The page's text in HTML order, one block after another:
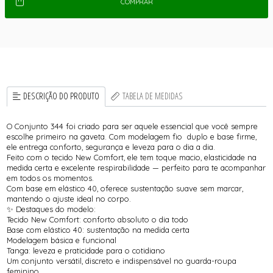
COMPRAR
DESCRIÇÃO DO PRODUTO TABELA DE MEDIDAS
O Conjunto 344 foi criado para ser aquele essencial que você sempre
escolhe primeiro na gaveta. Com modelagem fio duplo e base firme,
ele entrega conforto, segurança e leveza para o dia a dia.
Feito com o tecido New Comfort, ele tem toque macio, elasticidade na
medida certa e excelente respirabilidade — perfeito para te acompanhar
em todos os momentos.
Com base em elástico 40, oferece sustentação suave sem marcar,
mantendo o ajuste ideal no corpo.
✨ Destaques do modelo:
Tecido New Comfort: conforto absoluto o dia todo
Base com elástico 40: sustentação na medida certa
Modelagem básica e funcional
Tanga: leveza e praticidade para o cotidiano
Um conjunto versátil, discreto e indispensável no guarda-roupa